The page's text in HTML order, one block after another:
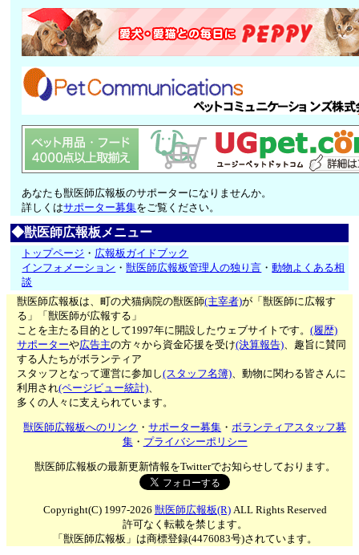
あなたも獣医師広報板のサポーターになりませんか。
詳しくはサポーター募集をご覧ください。
◆獣医師広報板メニュー
トップページ ・ 広報板ガイドブック
インフォメーション ・獣医師広報板管理人の独り言 ・動物よくある相
談
獣医師広報板は、町の犬猫病院の獣医師(主宰者)が「獣医師に広報す
る」「獣医師が広報する」
ことを主たる目的として1997年に開設したウェブサイトです。(履歴)
サポーターや広告主の方々から資金応援を受け(決算報告)、趣旨に賛同
する人たちがボランティア
スタッフとなって運営に参加し(スタッフ名簿)、動物に関わる皆さんに
利用され(ページビュー統計)、
多くの人々に支えられています。
獣医師広報板へのリンク ・サポーター募集 ・ボランティアスタッフ募
集・ プライバシーポリシー
獣医師広報板の最新更新情報をTwitterでお知らせしております。
Copyright(C) 1997-2026 獣医師広報板(R)ALL Rights Reserved
許可なく転載を禁じます。
「獣医師広報板」は商標登録(4476083号)されています。